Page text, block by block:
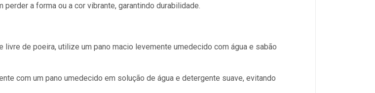
a forma ou a cor vibrante, garantindo durabilidade.
livre de poeira, utilize um pano macio levemente umedecido com água e sabão
com um pano umedecido em solução de água e detergente suave, evitando